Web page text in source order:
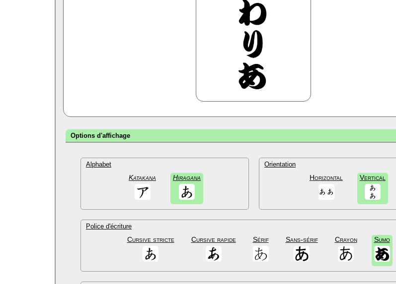
Options d'affichage
Alphabet
Katakana Hiragana
Orientation
Horizontal Vertical
Police d'écriture
Cursive stricte Cursive rapide Sérif Sans-sérif Crayon Sumo